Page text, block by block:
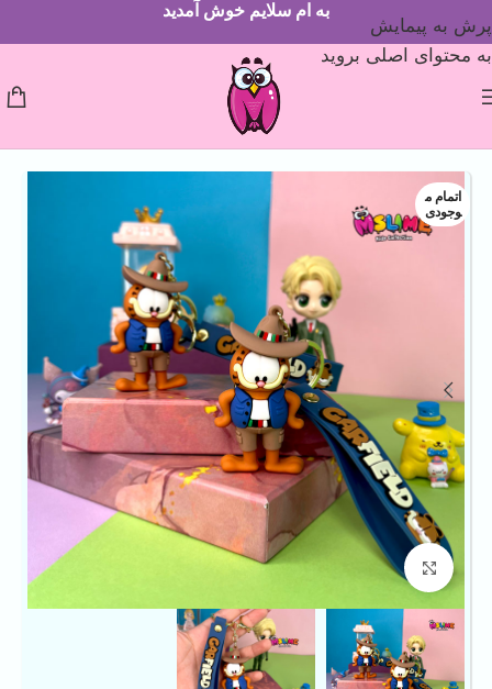
پرش به پیمایش
به محتوای اصلی بروید
به ام سلایم خوش آمدید
اتمام م
وجودی
بزرگنمایی تصویر